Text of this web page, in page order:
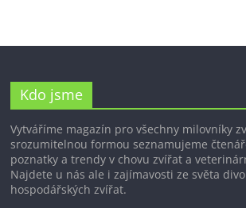
Kdo jsme
Vytváříme magazín pro všechny milovníky
srozumitelnou formou seznamujeme
poznatky a trendy v chovu zvířat a
Najdete u nás ale i zajímavosti ze světa
hospodářských zvířat.